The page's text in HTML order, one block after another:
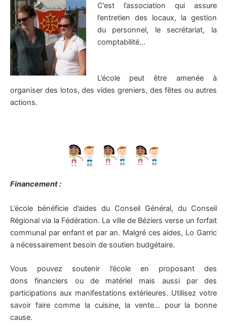
C’est l’association qui assure
l’entretien des locaux, la gestion
du personnel, le secrétariat, la
comptabilité…
L’école peut être amenée à
organiser des lotos, des vides greniers, des fêtes ou autres
actions.
Financement :
L’école bénéficie d’aides du Conseil Général, du Conseil
Régional via la Fédération. La ville de Béziers verse un forfait
communal par enfant et par an. Malgré ces aides, Lo Garric
a nécessairement besoin de soutien budgétaire.
Vous pouvez soutenir l’école en proposant des
dons financiers ou de matériel mais aussi par des
participations aux manifestations extérieures. Utilisez votre
savoir faire comme la cuisine, la vente… pour la bonne
cause.